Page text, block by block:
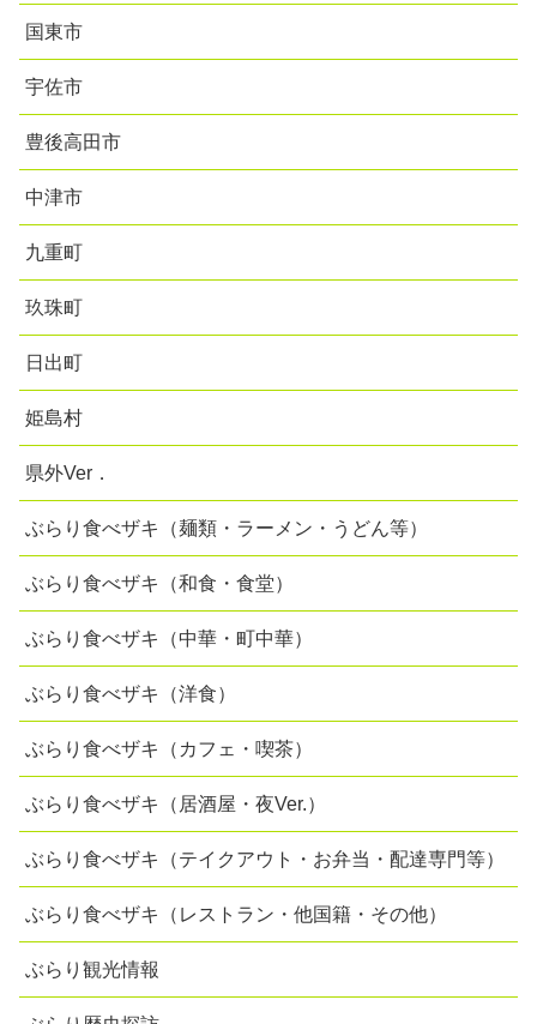
国東市
宇佐市
豊後高田市
中津市
九重町
玖珠町
日出町
姫島村
県外Ver．
ぶらり食べザキ（麺類・ラーメン・うどん等）
ぶらり食べザキ（和食・食堂）
ぶらり食べザキ（中華・町中華）
ぶらり食べザキ（洋食）
ぶらり食べザキ（カフェ・喫茶）
ぶらり食べザキ（居酒屋・夜Ver.）
ぶらり食べザキ（テイクアウト・お弁当・配達専門等）
ぶらり食べザキ（レストラン・他国籍・その他）
ぶらり観光情報